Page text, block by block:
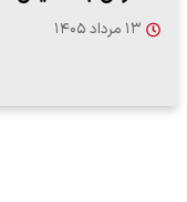
۱۳ مرداد ۱۴۰۵